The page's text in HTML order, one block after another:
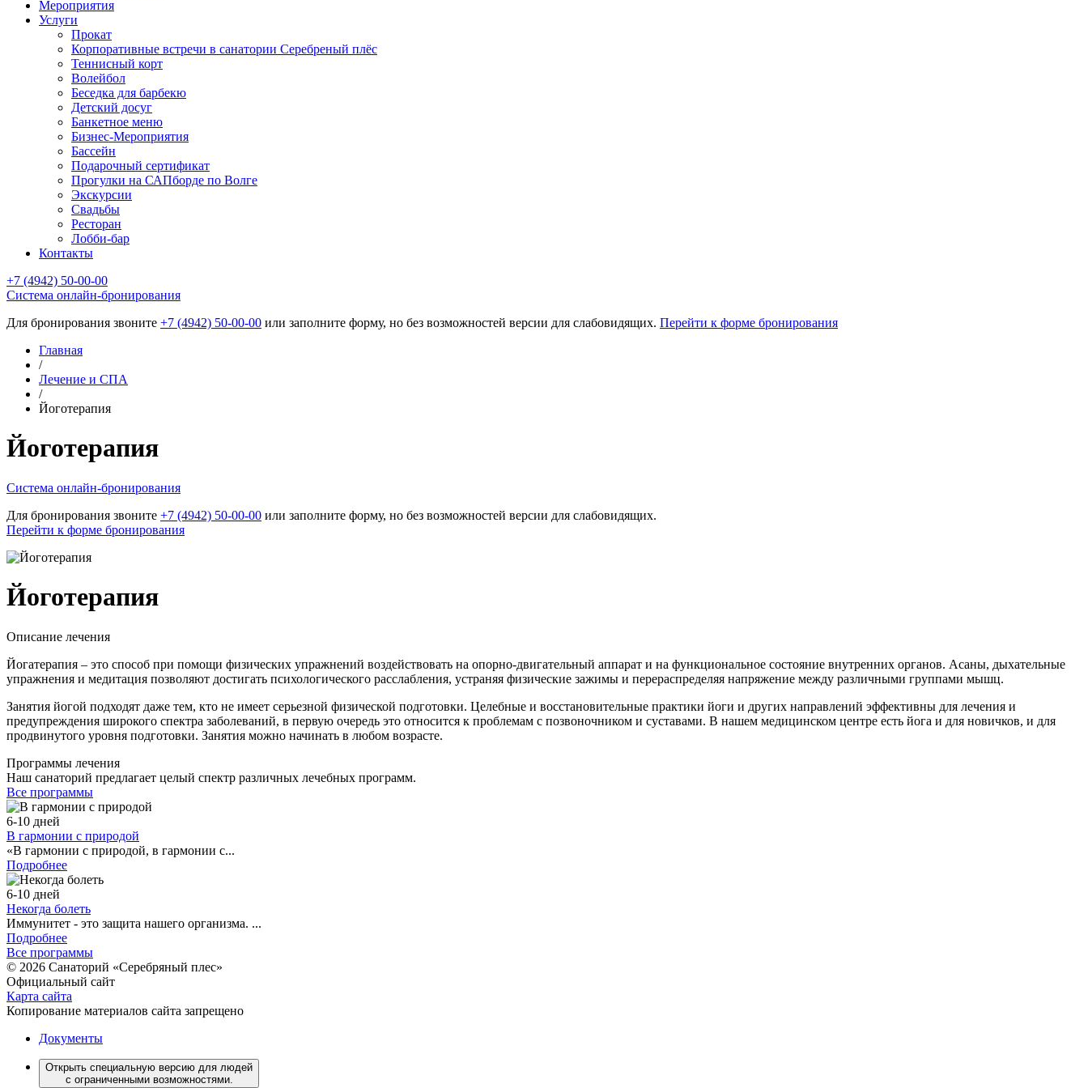
Мероприятия
Услуги
Прокат
Корпоративные встречи в санатории Серебреный плёс
Теннисный корт
Волейбол
Беседка для барбекю
Детский досуг
Банкетное меню
Бизнес-Мероприятия
Бассейн
Подарочный сертификат
Прогулки на САПборде по Волге
Экскурсии
Свадьбы
Ресторан
Лобби-бар
Контакты
+7 (4942) 50-00-00
Cистема онлайн-бронирования
Для бронирования звоните +7 (4942) 50-00-00 или заполните форму, но без возможностей версии для слабовидящих. Перейти к форме бронирования
Главная
/
Лечение и СПА
/
Йоготерапия
Йоготерапия
Cистема онлайн-бронирования
Для бронирования звоните +7 (4942) 50-00-00 или заполните форму, но без возможностей версии для слабовидящих.
Перейти к форме бронирования
Йоготерапия
Описание лечения
Йогатерапия – это способ при помощи физических упражнений воздействовать на опорно-двигательный аппарат и на функциональное состояние внутренних органов. Асаны, дыхательные
упражнения и медитация позволяют достигать психологического расслабления, устраняя физические зажимы и перераспределяя напряжение между различными группами мышц.
Занятия йогой подходят даже тем, кто не имеет серьезной физической подготовки. Целебные и восстановительные практики йоги и других направлений эффективны для лечения и
предупреждения широкого спектра заболеваний, в первую очередь это относится к проблемам с позвоночником и суставами. В нашем медицинском центре есть йога и для новичков, и для
продвинутого уровня подготовки. Занятия можно начинать в любом возрасте.
Программы лечения
Наш санаторий предлагает целый спектр различных лечебных программ.
Все программы
6-10 дней
В гармонии с природой
«В гармонии с природой, в гармонии с...
Подробнее
6-10 дней
Некогда болеть
Иммунитет - это защита нашего организма. ...
Подробнее
Все программы
© 2026 Санаторий «Серебряный плес»
Официальный сайт
Карта сайта
Копирование материалов сайта запрещено
Документы
Открыть специальную версию для людей
с ограниченными возможностями.